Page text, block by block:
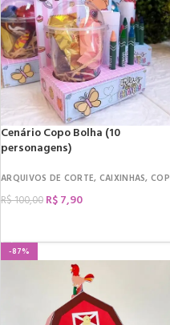
Cenário Copo Bolha (10
personagens)
ARQUIVOS DE CORTE, CAIXINHAS, COPO BOLHA
R$100,00 R$7,90
-87%